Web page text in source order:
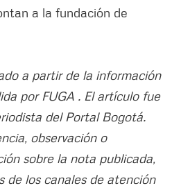
a la fundación de
a partir de la información
por FUGA . El artículo fue
del Portal Bogotá.
observación o
sobre la nota publicada,
de los canales de atención